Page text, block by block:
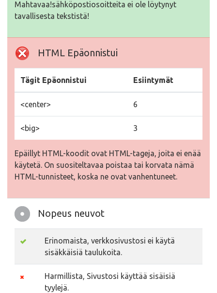
Mahtavaa!sähköpostiosoitteita ei ole löytynyt
tavallisesta tekstistä!
HTML Epäonnistui
Tägit Epäonnistui Esiintymät
<center> 6
<big> 3
Epäillyt HTML-koodit ovat HTML-tageja, joita ei enää
käytetä. On suositeltavaa poistaa tai korvata nämä
HTML-tunnisteet, koska ne ovat vanhentuneet.
Nopeus neuvot
Erinomaista, verkkosivustosi ei käytä
sisäkkäisiä taulukoita.
Harmillista, Sivustosi käyttää sisäisiä
tyylejä.